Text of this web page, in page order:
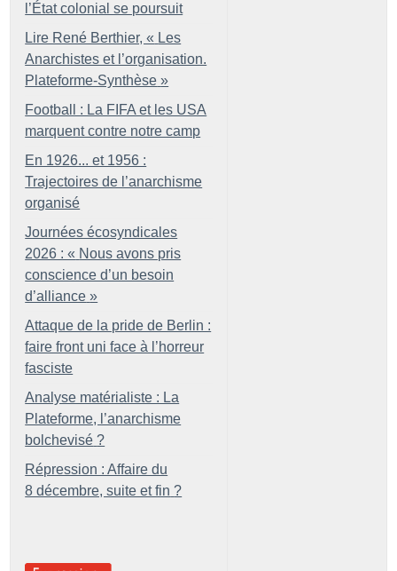
l’État colonial se poursuit
Lire René Berthier, « Les
Anarchistes et l’organisation.
Plateforme-Synthèse »
Football : La FIFA et les USA
marquent contre notre camp
En 1926... et 1956 :
Trajectoires de l’anarchisme
organisé
Journées écosyndicales
2026 : « Nous avons pris
conscience d’un besoin
d’alliance »
Attaque de la pride de Berlin :
faire front uni face à l’horreur
fasciste
Analyse matérialiste : La
Plateforme, l’anarchisme
bolchevisé ?
Répression : Affaire du
8 décembre, suite et fin ?